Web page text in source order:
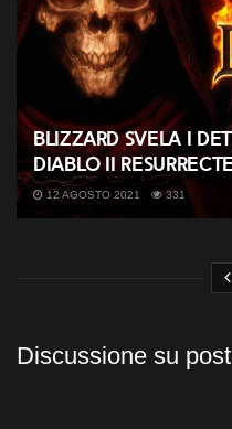
Blizzard svela i
Diablo II
12 AGOSTO 2021 331
Discussione su post